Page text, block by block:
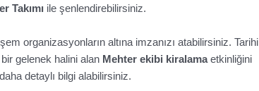
Takımı ile şenlendirebilirsiniz.
organizasyonların altına imzanızı atabilirsiniz. Tarihi
gelenek halini alan Mehter ekibi kiralamaetkinliğini
detaylı bilgi alabilirsiniz.